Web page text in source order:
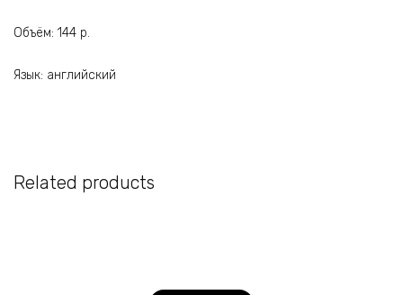
Объём: 144 p.
Язык: английский
Related products